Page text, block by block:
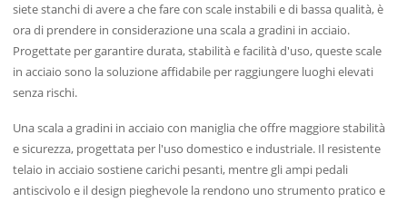
siete stanchi di avere a che fare con scale instabili e di bassa qualità, è
ora di prendere in considerazione una scala a gradini in acciaio.
Progettate per garantire durata, stabilità e facilità d'uso, queste scale
in acciaio sono la soluzione affidabile per raggiungere luoghi elevati
senza rischi.
Una scala a gradini in acciaio con maniglia che offre maggiore stabilità
e sicurezza, progettata per l'uso domestico e industriale. Il resistente
telaio in acciaio sostiene carichi pesanti, mentre gli ampi pedali
antiscivolo e il design pieghevole la rendono uno strumento pratico e